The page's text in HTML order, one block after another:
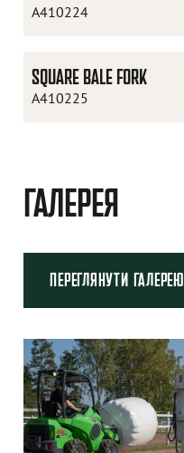
A410224
SQUARE BALE FORK
A410225
ГАЛЕРЕЯ
ПЕРЕГЛЯНУТИ ГАЛЕРЕЮ